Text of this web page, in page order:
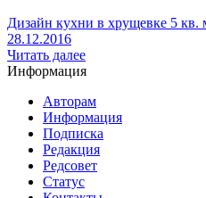
Дизайн кухни в хрущевке 5 кв.
28.12.2016
Читать далее
Информация
Авторам
Информация
Подписка
Редакция
Редсовет
Статус